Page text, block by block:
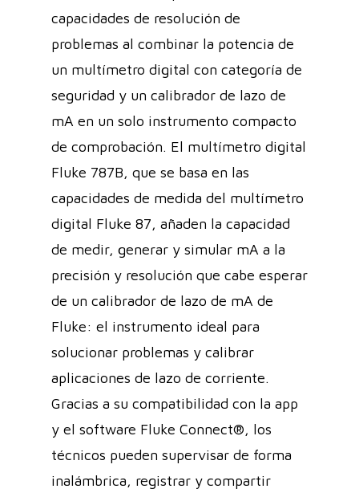
capacidades de resolución de
problemas al combinar la potencia de
un multímetro digital con categoría de
seguridad y un calibrador de lazo de
mA en un solo instrumento compacto
de comprobación. El multímetro digital
Fluke 787B, que se basa en las
capacidades de medida del multímetro
digital Fluke 87, añaden la capacidad
de medir, generar y simular mA a la
precisión y resolución que cabe esperar
de un calibrador de lazo de mA de
Fluke: el instrumento ideal para
solucionar problemas y calibrar
aplicaciones de lazo de corriente.
Gracias a su compatibilidad con la app
y el software Fluke Connect®, los
técnicos pueden supervisar de forma
inalámbrica, registrar y compartir